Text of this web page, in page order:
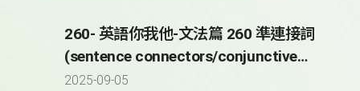
260- 英語你我他-文法篇 260 準連接詞
(sentence connectors/conjunctive
adverbs)
2025-09-05